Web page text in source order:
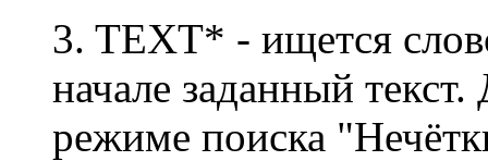
3. TEXT* - ищется
начале заданный
режиме поиска